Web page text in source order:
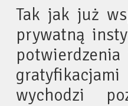
Tak jak już
prywatną
wychodzi